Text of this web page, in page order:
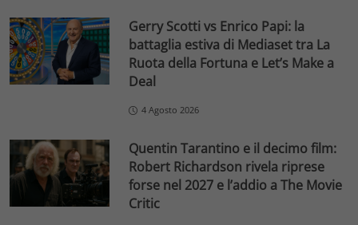
Gerry Scotti vs Enrico Papi: la
battaglia estiva di Mediaset tra La
Ruota della Fortuna e Let’s Make a
Deal
4 Agosto 2026
Quentin Tarantino e il decimo film:
Robert Richardson rivela riprese
forse nel 2027 e l’addio a The Movie
Critic